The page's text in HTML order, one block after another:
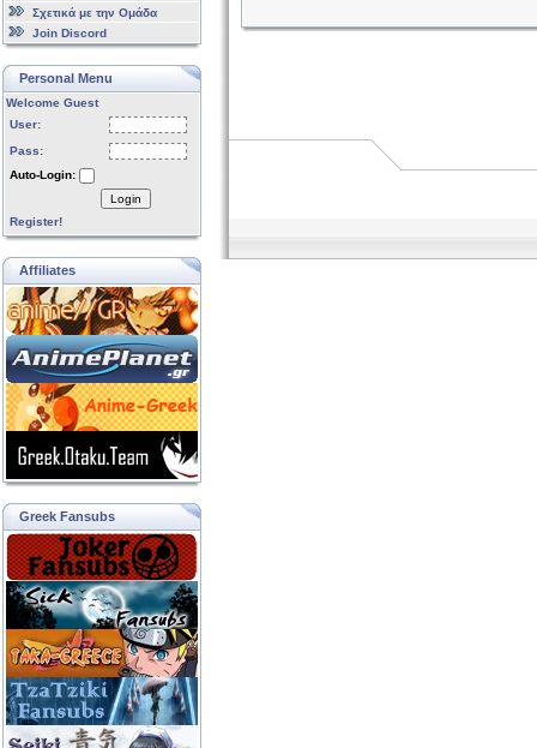
Σχετικά με την Ομάδα
Join Discord
Personal Menu
Welcome Guest
User:
Pass:
Auto-Login:
Login
Register!
Affiliates
Greek Fansubs